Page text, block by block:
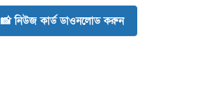
📸 নিউজ কার্ড ডাওনলোড করুন